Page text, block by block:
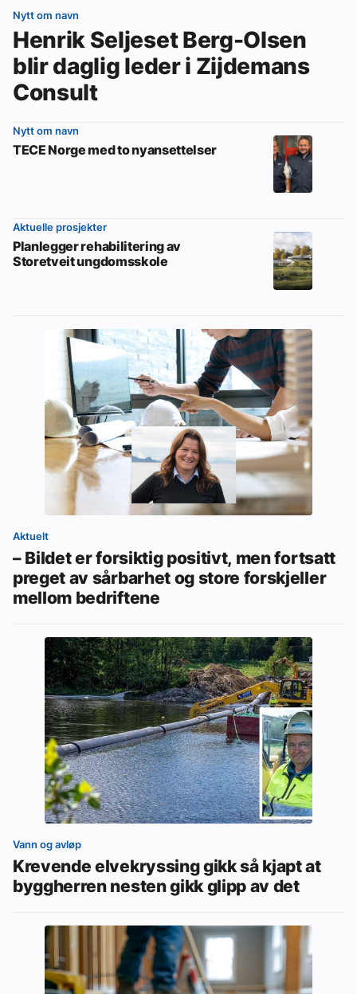
Nytt om navn
Henrik Seljeset Berg-Olsen
blir daglig leder i Zijdemans
Consult
Nytt om navn
TECE Norge med to nyansettelser
Aktuelle prosjekter
Planlegger rehabilitering av
Storetveit ungdomsskole
Aktuelt
– Bildet er forsiktig positivt, men fortsatt
preget av sårbarhet og store forskjeller
mellom bedriftene
Vann og avløp
Krevende elvekryssing gikk så kjapt at
byggherren nesten gikk glipp av det